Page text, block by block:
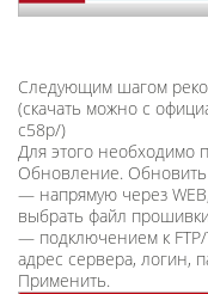
Следующим шагом
(скачать можно с
c58p/)
Для этого необходимо
Обновление.
— напрямую через
выбрать файл
— подключением к
адрес сервера, логин,
Применить.